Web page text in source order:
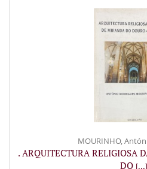
MOURINHO,
. ARQUITECTURA RELIGIOSA
DO [...]